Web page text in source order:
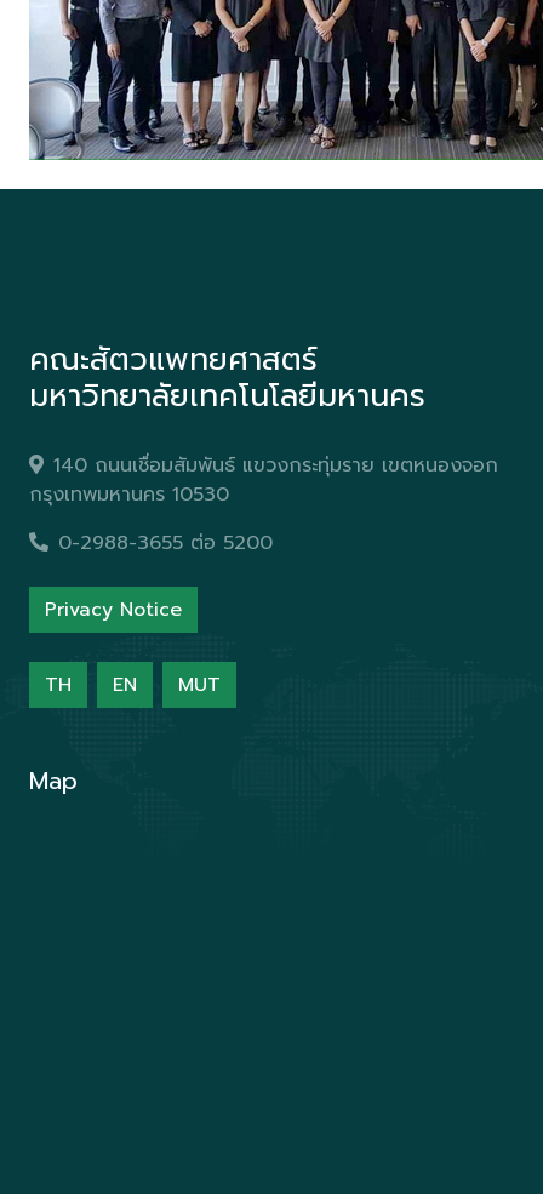
คณะสัตวแพทยศาสตร์
มหาวิทยาลัยเทคโนโลยีมหานคร
140 ถนนเชื่อมสัมพันธ์ แขวงกระทุ่มราย เขตหนองจอก
กรุงเทพมหานคร 10530
0-2988-3655 ต่อ 5200
Privacy Notice
TH EN MUT
Map